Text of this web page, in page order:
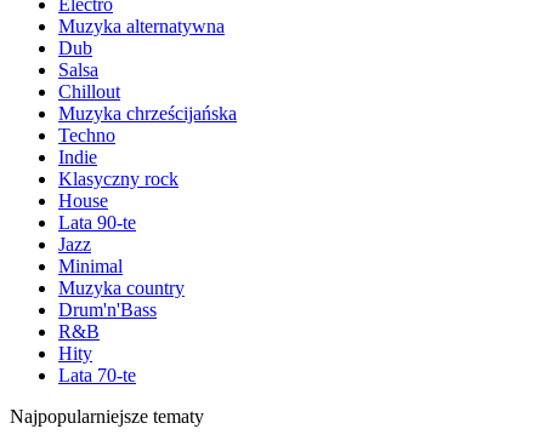
Electro
Muzyka alternatywna
Dub
Salsa
Chillout
Muzyka chrześcijańska
Techno
Indie
Klasyczny rock
House
Lata 90-te
Jazz
Minimal
Muzyka country
Drum'n'Bass
R&B
Hity
Lata 70-te
Najpopularniejsze tematy